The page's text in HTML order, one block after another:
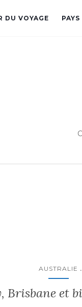
DU VOYAGE PAYS
AUSTRALIE
Brisbane et